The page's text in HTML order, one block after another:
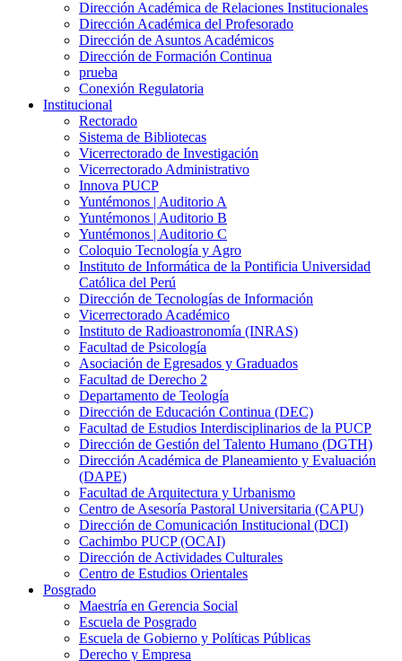
Dirección Académica de Relaciones Institucionales
Dirección Académica del Profesorado
Dirección de Asuntos Académicos
Dirección de Formación Continua
prueba
Conexión Regulatoria
Institucional
Rectorado
Sistema de Bibliotecas
Vicerrectorado de Investigación
Vicerrectorado Administrativo
Innova PUCP
Yuntémonos | Auditorio A
Yuntémonos | Auditorio B
Yuntémonos | Auditorio C
Coloquio Tecnología y Agro
Instituto de Informática de la Pontificia Universidad
Católica del Perú
Dirección de Tecnologías de Información
Vicerrectorado Académico
Instituto de Radioastronomía (INRAS)
Facultad de Psicología
Asociación de Egresados y Graduados
Facultad de Derecho 2
Departamento de Teología
Dirección de Educación Continua (DEC)
Facultad de Estudios Interdisciplinarios de la PUCP
Dirección de Gestión del Talento Humano (DGTH)
Dirección Académica de Planeamiento y Evaluación
(DAPE)
Facultad de Arquitectura y Urbanismo
Centro de Asesoría Pastoral Universitaria (CAPU)
Dirección de Comunicación Institucional (DCI)
Cachimbo PUCP (OCAI)
Dirección de Actividades Culturales
Centro de Estudios Orientales
Posgrado
Maestría en Gerencia Social
Escuela de Posgrado
Escuela de Gobierno y Políticas Públicas
Derecho y Empresa